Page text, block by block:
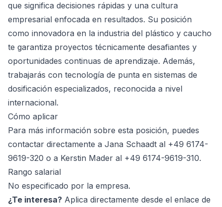
que significa decisiones rápidas y una cultura
empresarial enfocada en resultados. Su posición
como innovadora en la industria del plástico y caucho
te garantiza proyectos técnicamente desafiantes y
oportunidades continuas de aprendizaje. Además,
trabajarás con tecnología de punta en sistemas de
dosificación especializados, reconocida a nivel
internacional.
Cómo aplicar
Para más información sobre esta posición, puedes
contactar directamente a Jana Schaadt al +49 6174-
9619-320 o a Kerstin Mader al +49 6174-9619-310.
Rango salarial
No especificado por la empresa.
¿Te interesa? Aplica directamente desde el enlace de